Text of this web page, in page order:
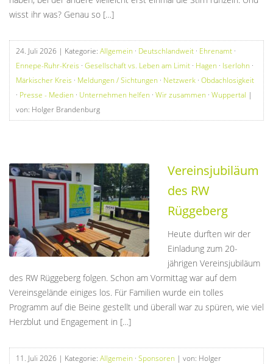
wisst ihr was? Genau so […]
24. Juli 2026 | Kategorie: Allgemein · Deutschlandweit · Ehrenamt ·
Ennepe-Ruhr-Kreis · Gesellschaft vs. Leben am Limit · Hagen · Iserlohn ·
Märkischer Kreis · Meldungen / Sichtungen · Netzwerk · Obdachlosigkeit
· Presse - Medien · Unternehmen helfen · Wir zusammen · Wuppertal |
von: Holger Brandenburg
Vereinsjubiläum
des RW
Rüggeberg
Heute durften wir der
Einladung zum 20-
jährigen Vereinsjubiläum
des RW Rüggeberg folgen. Schon am Vormittag war auf dem
Vereinsgelände einiges los. Für Familien wurde ein tolles
Programm auf die Beine gestellt und überall war zu spüren, wie viel
Herzblut und Engagement in […]
11. Juli 2026 | Kategorie: Allgemein · Sponsoren | von: Holger